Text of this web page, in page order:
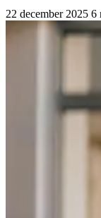
22 december 2025 6